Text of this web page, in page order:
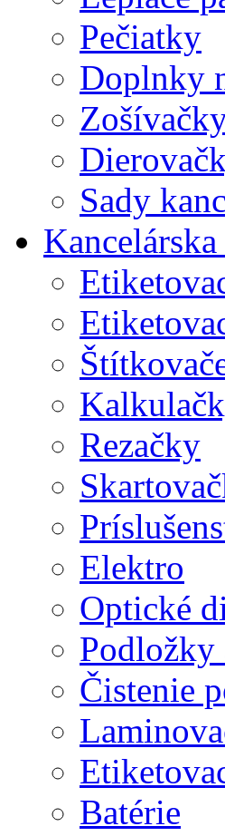
Pečiatky
Doplnky
Sady
Rezačky
Elektro
Optické
Podložky
Čistenie
Batérie